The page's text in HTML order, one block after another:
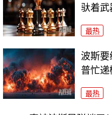
驮着武
最热
波斯要
普忙递
最热